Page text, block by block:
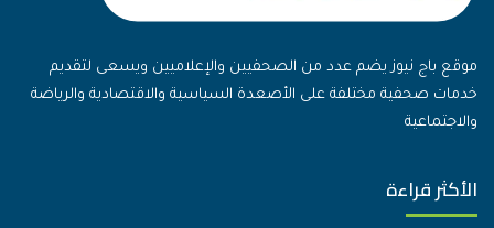
موقع باج نيوز يضم عدد من الصحفيين والإعلاميين ويسعى لتقديم
خدمات صحفية مختلفة على الأصعدة السياسية والاقتصادية والرياضة
والاجتماعية
الأكثر قراءة